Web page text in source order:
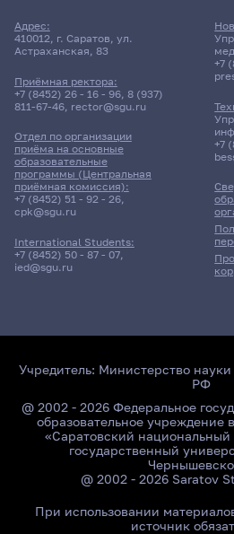
Адрес:
410012, г. Саратов, ул.
Астраханская, 83
Приёмная ректора:
+7 (8452) 26 - 16 - 96, 8 (937)
811-67-46, rector@sgu.ru
Отдел по организации
приёма на основные
образовательные
программы (Центральная
приёмная комиссия):
+7 (8452) 51 - 92 - 26,
cpk@sgu.ru
International Students:
+7 (8452) 50 - 87 - 07,
ied@sgu.ru
+7
+7
Учредитель: Министерство
РФ
@ 2002 - 2026 Федеральное
образовательное учреждение
«Саратовский национальный
государственный
@ 2002 - 2026 Saratov
При использовании
источник